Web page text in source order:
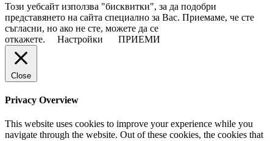
Този уебсайт използва "бисквитки", за да подобри
представянето на сайта специално за Вас. Приемаме, че сте
съгласни, но ако не сте, можете да се
откажете.
Настройки ПРИЕМИ
Close
Privacy Overview
This website uses cookies to improve your experience while you
navigate through the website. Out of these cookies, the cookies that